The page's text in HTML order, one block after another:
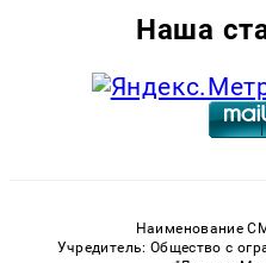
Наша
Наименование
Учредитель: Общество с